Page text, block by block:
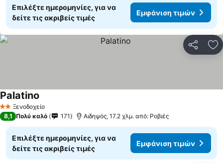
Επιλέξτε ημερομηνίες, για να
δείτε τις ακριβείς τιμές
Εμφάνιση τιμών
2 ΑστέριαΞενοδοχείο
Palatino
8,1 Πολύ καλό 171 Αιδηψός, 17.2 χλμ. από: Ροβιές
Επιλέξτε ημερομηνίες, για να
δείτε τις ακριβείς τιμές
Εμφάνιση τιμών